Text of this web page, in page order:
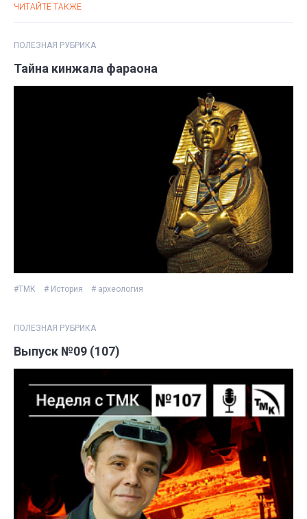
ЧИТАЙТЕ ТАКЖЕ
ПОЛЕЗНАЯ РУБРИКА
Тайна кинжала фараона
#ТМК # История # археология
ПОЛЕЗНАЯ РУБРИКА
Выпуск №09 (107)